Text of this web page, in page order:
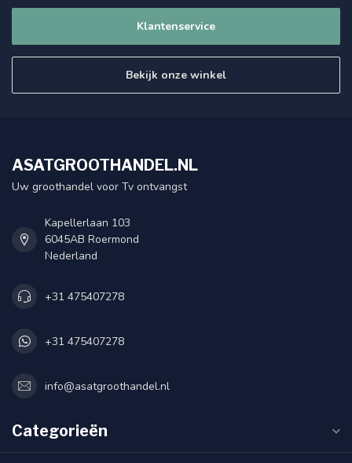
Klantenservice
Bekijk onze winkel
ASATGROOTHANDEL.NL
Uw groothandel voor Tv ontvangst
Kapellerlaan 103
6045AB Roermond
Nederland
+31 475407278
+31 475407278
info@asatgroothandel.nl
Categorieën